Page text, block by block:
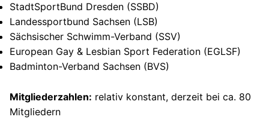
StadtSportBund Dresden (SSBD)
Landessportbund Sachsen (LSB)
Sächsischer Schwimm-Verband (SSV)
European Gay & Lesbian Sport Federation (EGLSF)
Badminton-Verband Sachsen (BVS)
Mitgliederzahlen: relativ konstant, derzeit bei ca. 80
Mitgliedern